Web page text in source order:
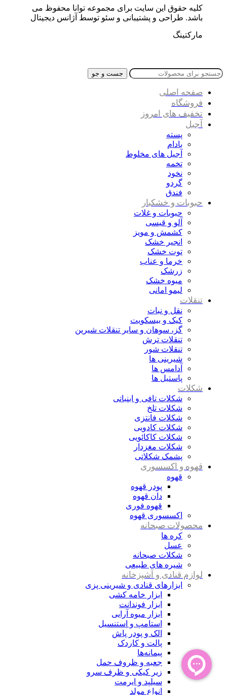
کلیه حقوق این سایت برای مجموعه توانا محفوظ می
باشد. طراحی و پشتیبانی و سئو توسط آژانس دیجیتال
مارکتینگ
جست و جو
صفحه اصلی
فروشگاه
تخفیف های امروز
آجیل
پسته
بادام
آجیل های مخلوط
تخمه
نخود
گردو
فندق
حبوبات و خشکبار
حبوبات و غلات
آلو و قیسی
کشمش و مویز
انجیر خشک
توت خشک
خرما و عناب
زرشک
میوه خشک
لیمو امانی
تنقلات
نقل و نبات
کیک و بیسکویت
گز، سوهان و سایر تنقلات شیرین
تنقلات ترش
تنقلات شور
شیرینی ها
آدامس ها
پاستیل ها
شکلات
شکلات تافی و ابنباتی
شکلات تلخ
شکلات فانتزی
شکلات کادویی
شکلات کاکائویی
شکلات مغزدار
پشمک شکلاتی
قهوه و اکسسوری
قهوه
پودر قهوه
دان قهوه
قهوه فوری
اکسسوری قهوه
محصولات صبحانه
کره ها
عسل
شکلات صبحانه
شیره های طبیعی
لوازم قنادی و آشپزخانه
ابزارهای قنادی و شیرینی پزی
ابزار خامه کشی
ابزار فوندانت
ابزار میوه آرایی
استامپ و استنسیل
الک و پودر پاش
پالت و کاردک
پیمانه‌ها
جعبه و ظروف حمل
زیر کیکی و ظرف سرو
سیلپد و ایرمت
انواع مولد